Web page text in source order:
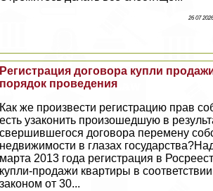
26 07
Регистрация договора купли
порядок проведения
Как же произвести регистрацию прав
есть узаконить произошедшую в
свершившегося договора перемену
недвижимости в глазах
марта 2013 года регистрация в
купли-продажи квартиры в
законом от 30...